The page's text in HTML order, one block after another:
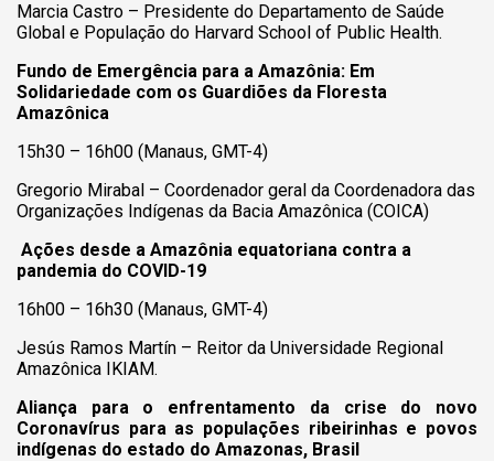
Marcia Castro – Presidente do Departamento de Saúde
Global e População do Harvard School of Public Health.
Fundo de Emergência para a Amazônia: Em
Solidariedade com os Guardiões da Floresta
Amazônica
15h30 – 16h00 (Manaus, GMT-4)
Gregorio Mirabal – Coordenador geral da Coordenadora das
Organizações Indígenas da Bacia Amazônica (COICA)
Ações desde a Amazônia equatoriana contra a
pandemia do COVID-19
16h00 – 16h30 (Manaus, GMT-4)
Jesús Ramos Martín – Reitor da Universidade Regional
Amazônica IKIAM.
Aliança para o enfrentamento da crise do novo
Coronavírus para as populações ribeirinhas e povos
indígenas do estado do Amazonas, Brasil